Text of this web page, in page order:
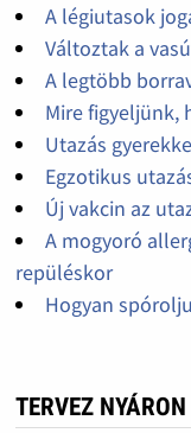
A légiutasok
Változtak a
A legtöbb
Mire
Utazás
Egzotikus
Új vakcin az
A mogyoró
repüléskor
Hogyan
TERVEZ